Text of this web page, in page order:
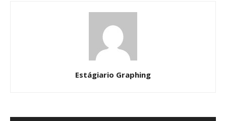
Estágiario Graphing